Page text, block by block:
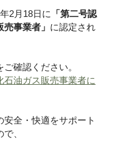
2月18日に
「第二号認
事業者」 に認定され
確認ください。
油ガス販売事業者に
安全・快適をサポート
、